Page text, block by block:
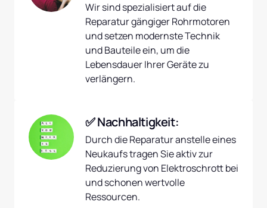
Wir sind spezialisiert auf die
Reparatur gängiger Rohrmotoren
und setzen modernste Technik
und Bauteile ein, um die
Lebensdauer Ihrer Geräte zu
verlängern.
✅ Nachhaltigkeit:
Durch die Reparatur anstelle eines
Neukaufs tragen Sie aktiv zur
Reduzierung von Elektroschrott bei
und schonen wertvolle
Ressourcen.